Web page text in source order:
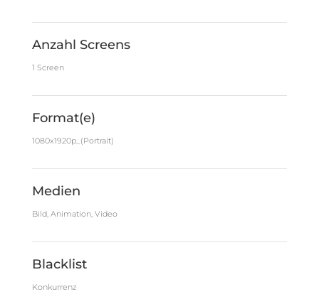
Anzahl Screens
1 Screen
Format(e)
1080x1920p_(Portrait)
Medien
Bild, Animation, Video
Blacklist
Konkurrenz